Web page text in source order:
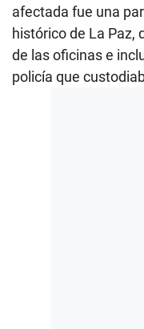
afectada fue una
histórico de La Paz,
de las oficinas e
policía que